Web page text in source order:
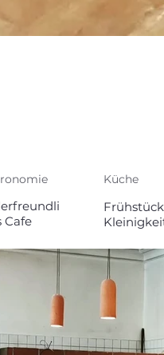
Cafe
Küche